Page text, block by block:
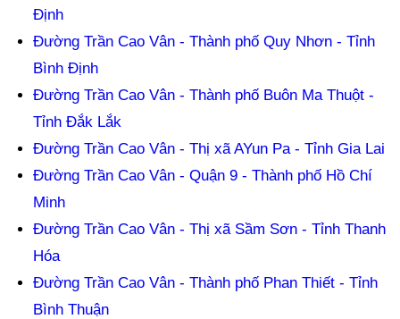
Định
Đường Trần Cao Vân - Thành phố Quy Nhơn - Tỉnh
Bình Định
Đường Trần Cao Vân - Thành phố Buôn Ma Thuột -
Tỉnh Đắk Lắk
Đường Trần Cao Vân - Thị xã AYun Pa - Tỉnh Gia Lai
Đường Trần Cao Vân - Quận 9 - Thành phố Hồ Chí
Minh
Đường Trần Cao Vân - Thị xã Sầm Sơn - Tỉnh Thanh
Hóa
Đường Trần Cao Vân - Thành phố Phan Thiết - Tỉnh
Bình Thuận